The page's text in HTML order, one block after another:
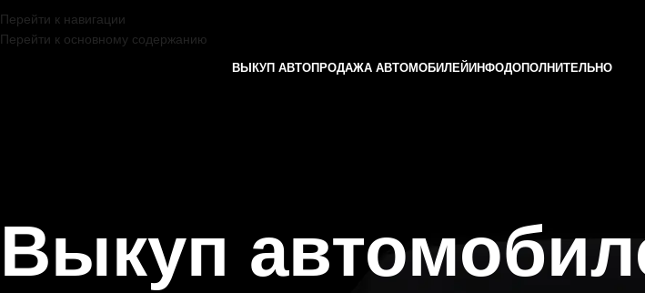
Перейти к навигации
Перейти к основному содержанию
ВЫКУП АВТОПРОДАЖА АВТОМОБИЛЕЙ ИНФОДОПОЛНИТЕЛЬНО
Выкуп